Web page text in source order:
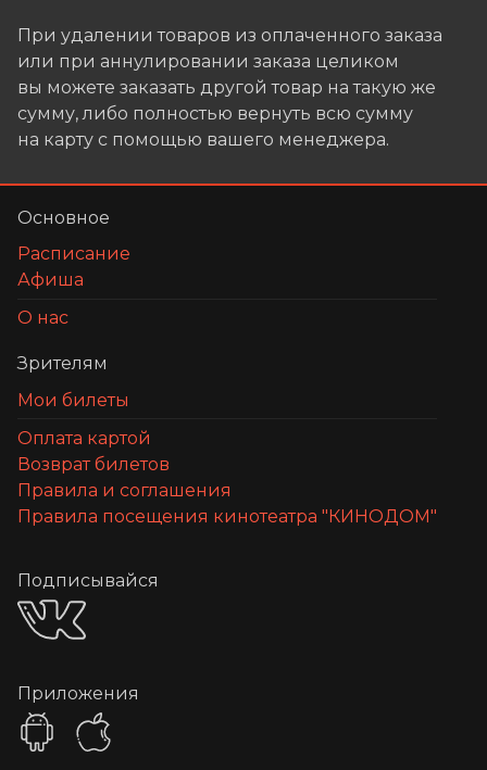
При удалении товаров из оплаченного заказа
или при аннулировании заказа целиком
вы можете заказать другой товар на такую же
сумму, либо полностью вернуть всю сумму
на карту с помощью вашего менеджера.
Основное
Расписание
Афиша
О нас
Зрителям
Мои билеты
Оплата картой
Возврат билетов
Правила и соглашения
Правила посещения кинотеатра "КИНОДОМ"
Подписывайся
Приложения